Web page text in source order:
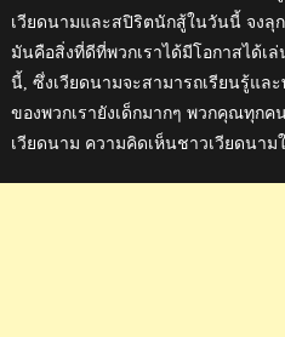
เวียดนามและสปิริตนักสู้ในวันนี้ จงลุ
มันคือสิ่งที่ดีที่พวกเราได้มีโอกาสได้เ
นี้, ซึ่งเวียดนามจะสามารถเรียนรู้แล
ของพวกเรายังเด็กมากๆ พวกคุณทุก
เวียดนาม ความคิดเห็นชาวเวียดนาม